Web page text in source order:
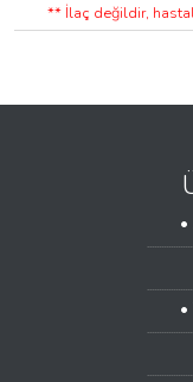
** İlaç değildir,